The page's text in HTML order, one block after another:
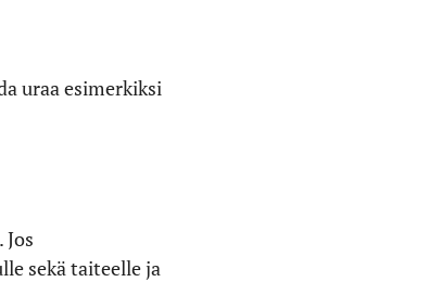
uraa esimerkiksi
sekä taiteelle ja